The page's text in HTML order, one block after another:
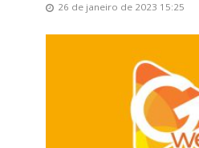
26 de janeiro de 2023 15:25